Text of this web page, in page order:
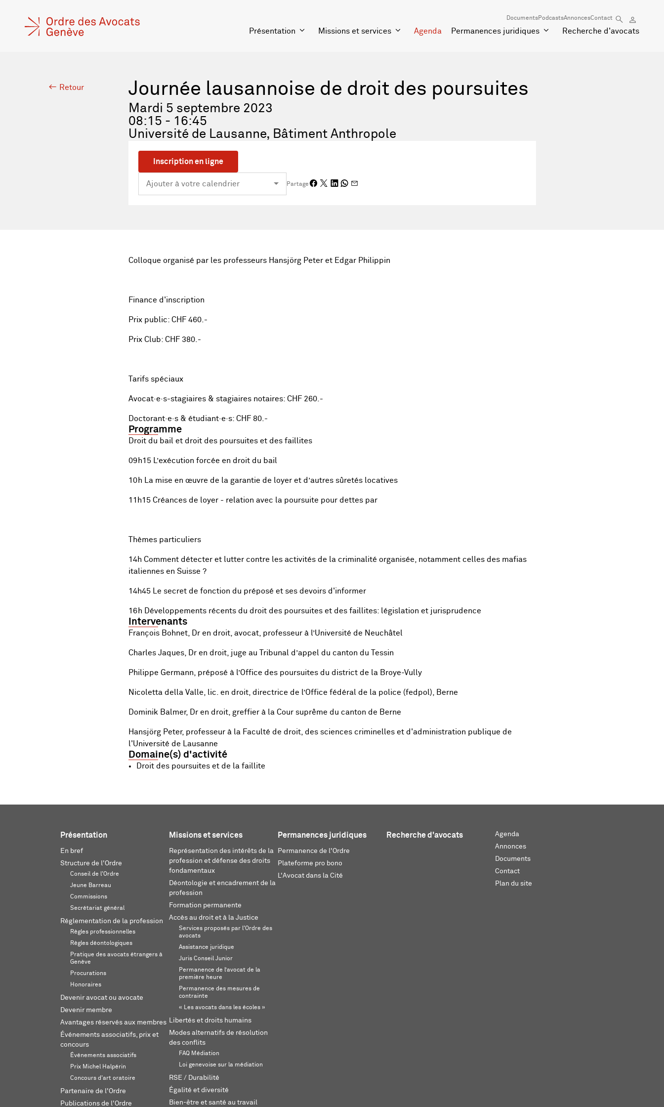
DocumentsPodcastsAnnoncesContact
Présentation Missions et services Agenda Permanences juridiques Recherche d'avocats
Retour Journée lausannoise de droit des poursuites
Mardi 5 septembre 2023
08:15 - 16:45
Université de Lausanne, Bâtiment Anthropole
Inscription en ligne
Partage
Colloque organisé par les professeurs Hansjörg Peter et Edgar Philippin
Finance d'inscription
Prix public: CHF 460.-
Prix Club: CHF 380.-
Tarifs spéciaux
Avocat·e·s-stagiaires & stagiaires notaires: CHF 260.-
Doctorant·e·s & étudiant·e·s: CHF 80.-
Programme
Droit du bail et droit des poursuites et des faillites
09h15 L’exécution forcée en droit du bail
10h La mise en œuvre de la garantie de loyer et d’autres sûretés locatives
11h15 Créances de loyer - relation avec la poursuite pour dettes par
Thèmes particuliers
14h Comment détecter et lutter contre les activités de la criminalité organisée, notamment celles des mafias
italiennes en Suisse ?
14h45 Le secret de fonction du préposé et ses devoirs d'informer
16h Développements récents du droit des poursuites et des faillites: législation et jurisprudence
Intervenants
François Bohnet, Dr en droit, avocat, professeur à l’Université de Neuchâtel
Charles Jaques, Dr en droit, juge au Tribunal d’appel du canton du Tessin
Philippe Germann, préposé à l’Office des poursuites du district de la Broye-Vully
Nicoletta della Valle, lic. en droit, directrice de l’Office fédéral de la police (fedpol), Berne
Dominik Balmer, Dr en droit, greffier à la Cour suprême du canton de Berne
Hansjörg Peter, professeur à la Faculté de droit, des sciences criminelles et d'administration publique de
l'Université de Lausanne
Domaine(s) d'activité
Droit des poursuites et de la faillite
Présentation
En bref
Structure de l'Ordre
Conseil de l'Ordre
Jeune Barreau
Commissions
Secrétariat général
Réglementation de la profession
Règles professionnelles
Règles déontologiques
Pratique des avocats étrangers à
Genève
Procurations
Honoraires
Devenir avocat ou avocate
Devenir membre
Avantages réservés aux membres
Événements associatifs, prix et
concours
Événements associatifs
Prix Michel Halpérin
Concours d'art oratoire
Partenaire de l'Ordre
Publications de l'Ordre
Missions et services
Représentation des intérêts de la
profession et défense des droits
fondamentaux
Déontologie et encadrement de la
profession
Formation permanente
Accès au droit et à la Justice
Services proposés par l'Ordre des
avocats
Assistance juridique
Juris Conseil Junior
Permanence de l’avocat de la
première heure
Permanence des mesures de
contrainte
« Les avocats dans les écoles »
Libertés et droits humains
Modes alternatifs de résolution
des conflits
FAQ Médiation
Loi genevoise sur la médiation
RSE / Durabilité
Égalité et diversité
Bien-être et santé au travail
Permanences juridiques
Permanence de l'Ordre
Plateforme pro bono
L'Avocat dans la Cité
Recherche d'avocats
Agenda
Annonces
Documents
Contact
Plan du site